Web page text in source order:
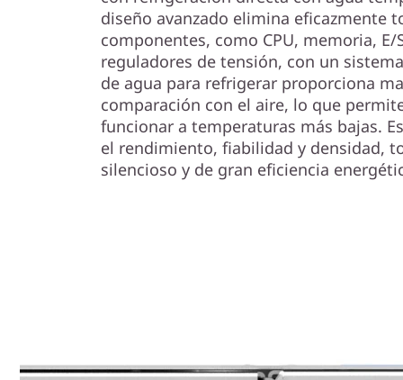
diseño avanzado elimina eficazmente
componentes, como CPU, memoria,
reguladores de tensión, con un
de agua para refrigerar proporciona
comparación con el aire, lo que
funcionar a temperaturas más bajas.
el rendimiento, fiabilidad y densidad,
silencioso y de gran eficiencia